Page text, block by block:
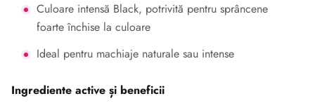
Culoare intensă Black, potrivită pentru sprâncene
foarte închise la culoare
Ideal pentru machiaje naturale sau intense
Ingrediente active și beneficii